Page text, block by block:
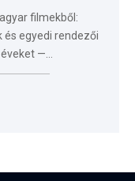
filmekből:
egyedi rendezői
—…